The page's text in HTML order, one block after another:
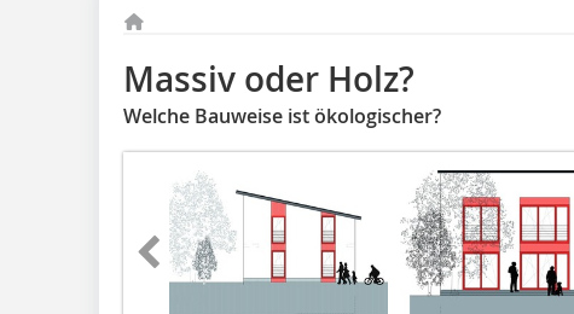
Massiv oder Holz?
Welche Bauweise ist ökologischer?